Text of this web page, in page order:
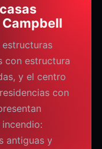
estructuras
con estructura
y el centro
con
antiguas y